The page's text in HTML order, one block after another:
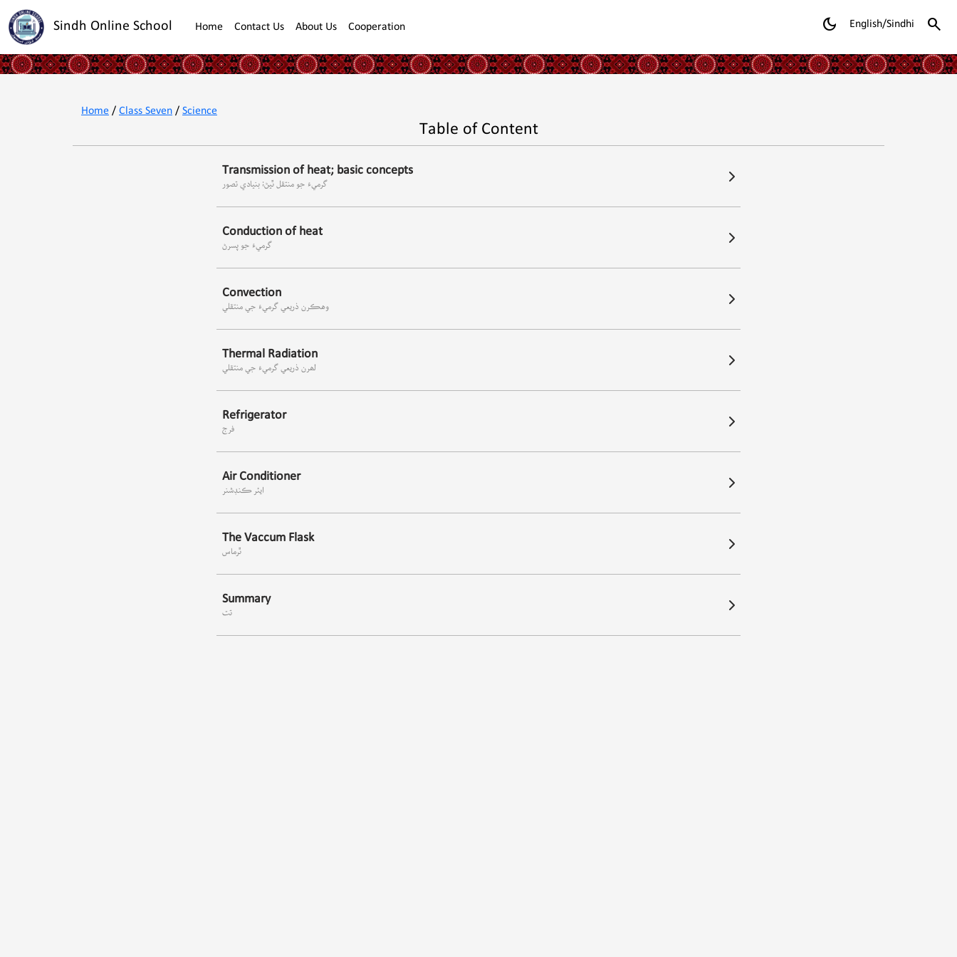
Sindh Online School Home Contact Us About Us Cooperation dark_mode English/Sindhi search
Home/Class Seven/Science
Table of Content
Transmission of heat; basic concepts
گرميءَ جو منتقل ٿيڻ؛ بنيادي تصور
Conduction of heat
گرميءَ جو پسرڻ
Convection
وھڪرن ذريعي گرميءَ جي منتقلي
Thermal Radiation
لھرن ذريعي گرميءَ جي منتقلي
Refrigerator
فرج
Air Conditioner
ايئر ڪنڊشنر
The Vaccum Flask
ٿرماس
Summary
تت